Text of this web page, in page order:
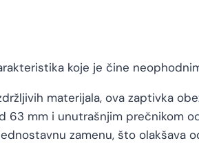
koje je čine
materijala, ova zaptivka
63 mm i unutrašnjim prečnikom
zamenu, što olakšava